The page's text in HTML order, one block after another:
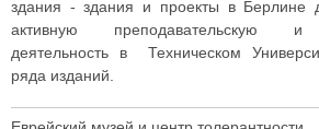
здания - здания и проекты в Берлине
активную преподавательскую и
деятельность в Техническом
ряда изданий.